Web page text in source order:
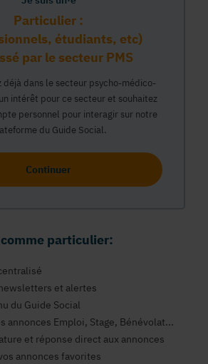
Particulier :
étudiants, etc)
par le secteur PMS
déjà dans le secteur psycho-médico-
intérêt pour ce secteur et souhaitez
personnel pour interagir sur notre
du Guide Social.
Continuer
particulier:
et alertes
du Guide Social
annonces Emploi, Stage, Bénévolat...
et réponse direct aux annonces
annonces favorites